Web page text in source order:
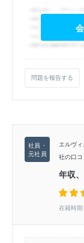
問題を報告する
エルヴ
社の口
年収
在籍時